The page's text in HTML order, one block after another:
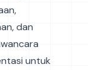
dan
untuk